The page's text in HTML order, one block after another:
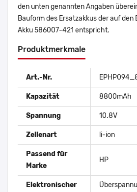
den unten genannten Angaben
Bauform des Ersatzakkus der auf den
Akku 586007-421 entspricht.
Produktmerkmale
Art.-Nr.
Kapazität 8800mAh
Spannung 10.8V
Zellenart li-ion
Passend für
Marke
HP
Elektronischer